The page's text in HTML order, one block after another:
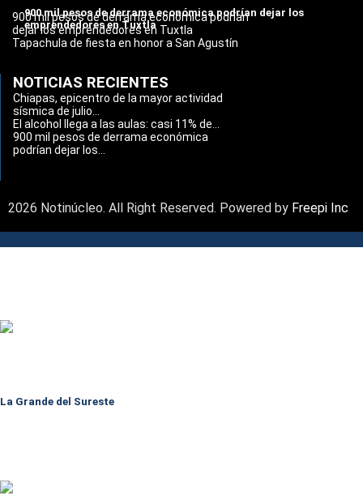
900 mil pesos de derrama económica podrían dejar los
emprendedores en Tuxtla
900 mil pesos de derrama económica podrían
dejar los emprendedores en Tuxtla
Tapachula de fiesta en honor a San Agustín
NOTICIAS RECIENTES
Chiapas, epicentro de la mayor actividad
sísmica de julio...
El alcohol llega a las aulas: casi 11% de...
900 mil pesos de derrama económica
podrían dejar los...
2026 Notinúcleo. All Right Reserved. Powered by Freepi Inc
La Grande del Sureste